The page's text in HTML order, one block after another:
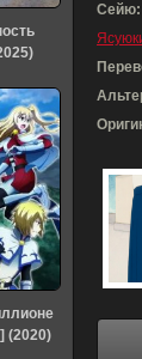
Сейю:
(2020)